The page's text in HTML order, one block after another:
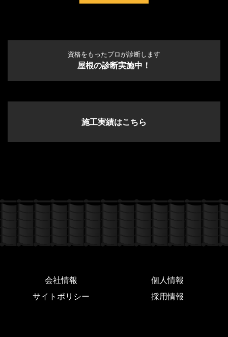
資格をもったプロが診断します
屋根の診断実施中！
施工実績はこちら
会社情報
個人情報
サイトポリシー
採用情報